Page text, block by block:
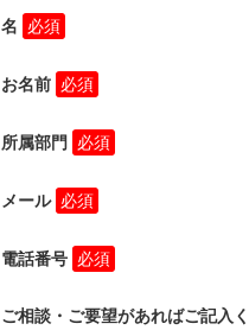
名
お名前
所属部門
メール
電話番号
ご相談・ご要望があればご記入